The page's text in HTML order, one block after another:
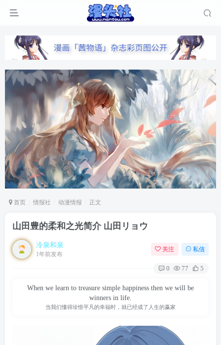
首页 情报社 动漫情报 正文
山田豊的柔和之光简介 山田リョウ
冷泉和泉
1年前发布
关注 私信
0 77 5
When we learn to treasure simple happiness then we will be
winners in life.
当我们懂得珍惜平凡的幸福时，就已经成了人生的赢家